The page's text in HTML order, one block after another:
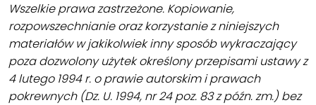
Wszelkie prawa zastrzeżone. Kopiowanie,
rozpowszechnianie oraz korzystanie z niniejszych
materiałów w jakikolwiek inny sposób wykraczający
poza dozwolony użytek określony przepisami ustawy z
4 lutego 1994 r. o prawie autorskim i prawach
pokrewnych (Dz. U. 1994, nr 24 poz. 83 z późn. zm.) bez